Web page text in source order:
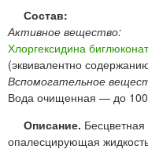
Состав:
Активное вещество:
Хлоргексидина биглюконат
(эквивалентно
Вспомогательное
Вода очищенная — до
Описание.
опалесцирующая